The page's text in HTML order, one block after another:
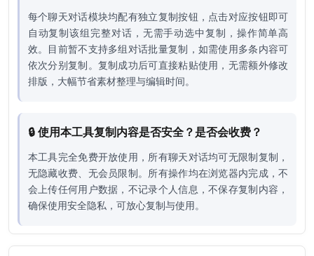
每个聊天对话模块均配有独立复制按钮，点击对应按钮即可
自动复制该组完整对话，无需手动选中复制，操作简单高
效。目前暂不支持多组对话批量复制，如需使用多条内容可
依次分别复制。复制成功后可直接粘贴使用，无需额外修改
排版，大幅节省素材整理与编辑时间。
🔒 使用本工具复制内容是否安全？是否会收费？
本工具完全免费开放使用，所有聊天对话均可无限制复制，
无隐藏收费、无会员限制。所有操作均在浏览器内完成，不
会上传任何用户数据，不记录个人信息，不保存复制内容，
确保使用安全隐私，可放心复制与使用。